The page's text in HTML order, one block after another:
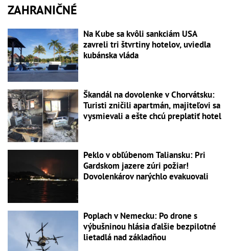
ZAHRANIČNÉ
Na Kube sa kvôli sankciám USA
zavreli tri štvrtiny hotelov, uviedla
kubánska vláda
Škandál na dovolenke v Chorvátsku:
Turisti zničili apartmán, majiteľovi sa
vysmievali a ešte chcú preplatiť hotel
Peklo v obľúbenom Taliansku: Pri
Gardskom jazere zúri požiar!
Dovolenkárov narýchlo evakuovali
Poplach v Nemecku: Po drone s
výbušninou hlásia ďalšie bezpilotné
lietadlá nad základňou